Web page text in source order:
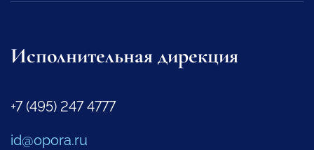
Исполнительная дирекция
+7 (495) 247 4777
id@opora.ru